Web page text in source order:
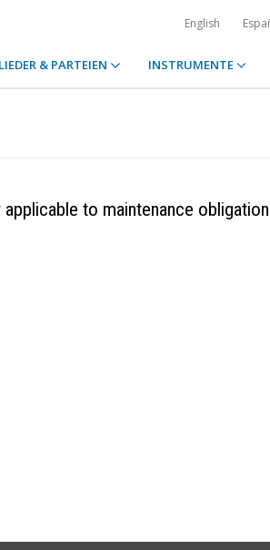
English
& PARTEIEN INSTRUMENTE
to maintenance